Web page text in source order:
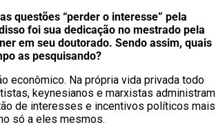
questões “perder o interesse” pela
foi sua dedicação no mestrado pela
em seu doutorado. Sendo assim, quais
as pesquisando?
econômico. Na própria vida privada todo
keynesianos e marxistas administram
de interesses e incentivos políticos mais
só a eles mesmos.